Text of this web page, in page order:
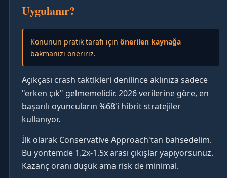
Uygulanır?
Konunun pratik tarafı için önerilen kaynağa
bakmanızı öneririz.
Açıkçası crash taktikleri denilince aklınıza sadece
"erken çık" gelmemelidir. 2026 verilerine göre, en
başarılı oyuncuların %68'i hibrit stratejiler
kullanıyor.
İlk olarak Conservative Approach'tan bahsedelim.
Bu yöntemde 1.2x-1.5x arası çıkışlar yapıyorsunuz.
Kazanç oranı düşük ama risk de minimal.